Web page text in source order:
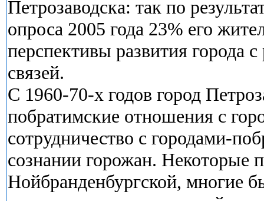
Петрозаводска: так по
опроса 2005 года 23% его
перспективы развития города
связей.
С 1960-70-х годов город
побратимские отношения с
сотрудничество с городами-
сознании горожан. Некоторые
Нойбранденбургской, многие